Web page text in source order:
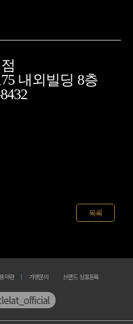
내외빌딩 8층
목록
약관 가맹문의 브랜드 상표등록